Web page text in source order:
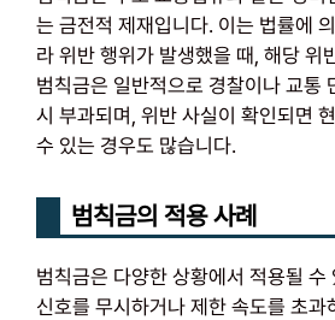
는 금전적 제재입니다. 이는 법률에
라 위반 행위가 발생했을 때, 해당 위
범칙금은 일반적으로 경찰이나 교통
시 부과되며, 위반 사실이 확인되면
수 있는 경우도 많습니다.
범칙금의 적용 사례
범칙금은 다양한 상황에서 적용될 수
신호를 무시하거나 제한 속도를 초과